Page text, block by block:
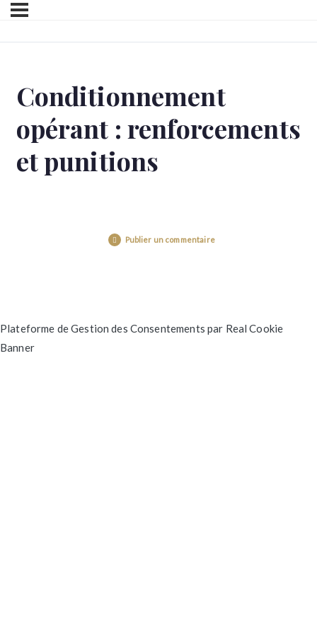
Conditionnement
opérant : renforcements
et punitions
Publier un commentaire
Plateforme de Gestion des Consentements par Real Cookie
Banner